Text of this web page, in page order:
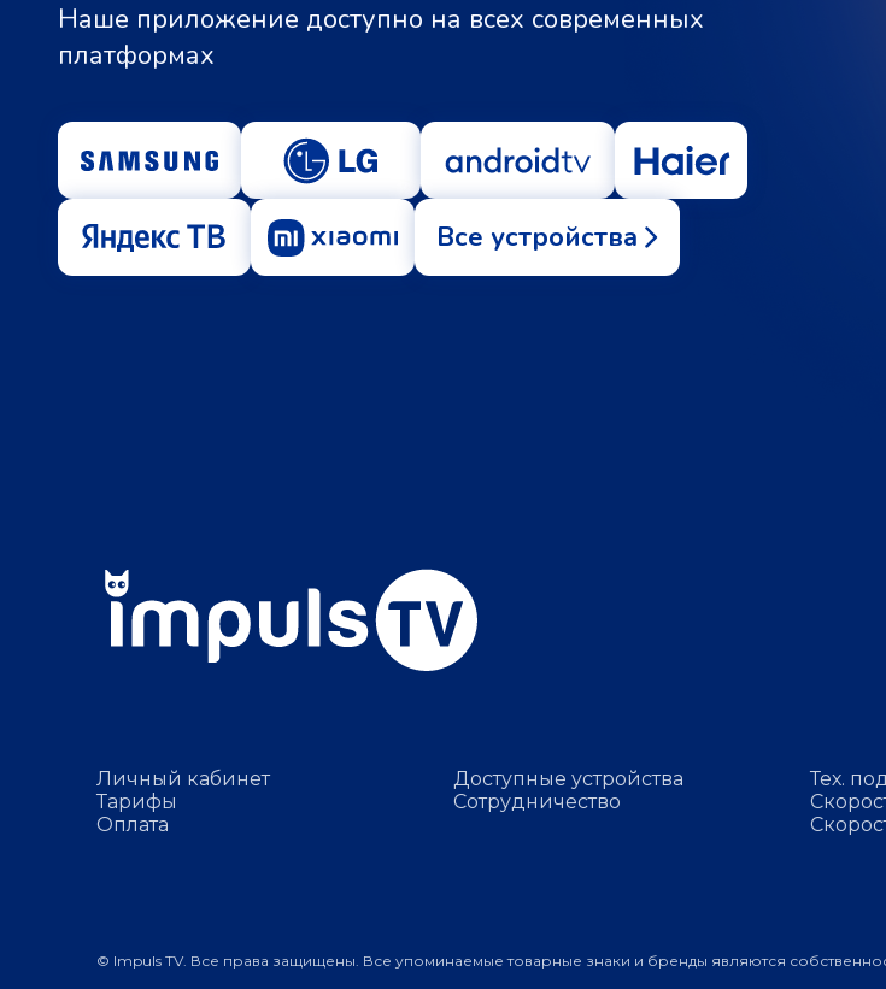
Наше приложение доступно на всех современных
платформах
Все устройства
Личный кабинет
Тарифы
Оплата
Доступные устройства
Сотрудничество
Тех.
© Impuls TV. Все права защищены. Все упоминаемые товарные знаки и бренды являются